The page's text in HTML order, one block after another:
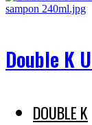
Double K
DOUBLE K